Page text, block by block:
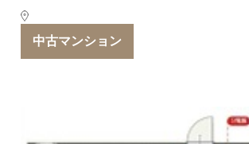
中古マンション